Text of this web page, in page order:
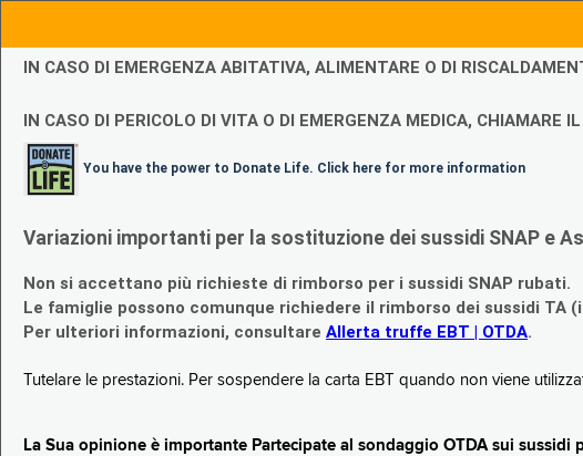
IN CASO DI EMERGENZA ABITATIVA, ALIMENTARE O DI
IN CASO DI PERICOLO DI VITA O DI EMERGENZA MEDICA, CHIAMARE
You have the power to Donate Life. Click here for more information
Variazioni importanti per la sostituzione dei sussidi SNAP e
Non si accettano più richieste di rimborso per i sussidi SNAP rubati.
Le famiglie possono comunque richiedere il rimborso dei sussidi
Per ulteriori informazioni, consultare Allerta truffe EBT | OTDA.
Tutelare le prestazioni. Per sospendere la carta EBT quando non viene
La Sua opinione è importante Partecipate al sondaggio OTDA sui sussidi